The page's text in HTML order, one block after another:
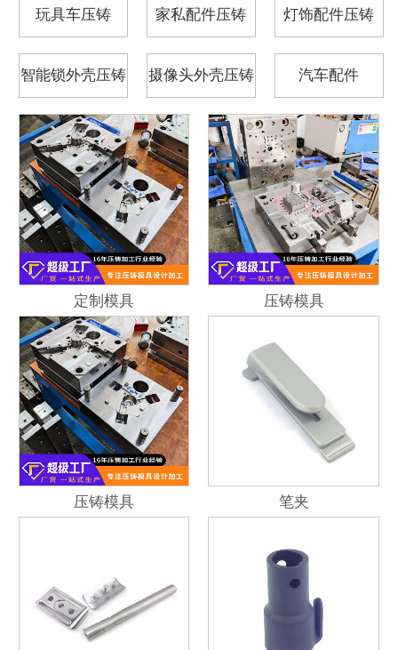
玩具车压铸 家私配件压铸 灯饰配件压铸
智能锁外壳压铸 摄像头外壳压铸 汽车配件
定制模具 压铸模具
压铸模具 笔夹